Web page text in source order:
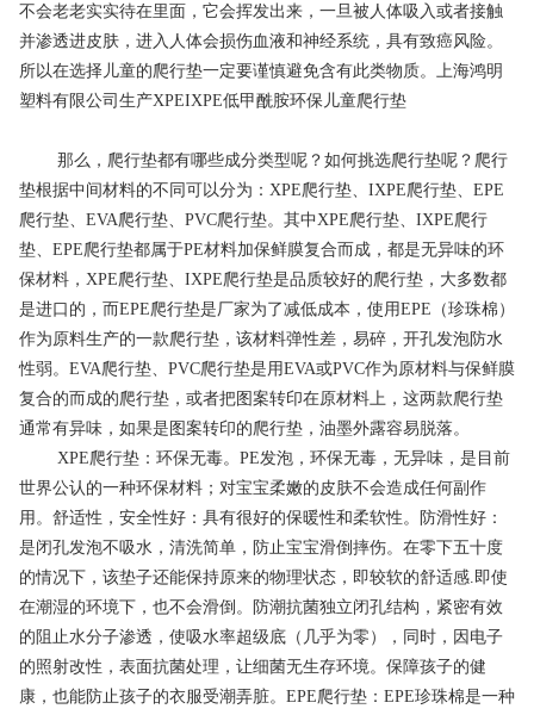
不会老老实实待在里面，它会挥发出来，一旦被人体吸入或者接触
并渗透进皮肤，进入人体会损伤血液和神经系统，具有致癌风险。
所以在选择儿童的爬行垫一定要谨慎避免含有此类物质。
上海鸿明
塑料有限公司生产XPEIXPE低甲酰胺环保儿童爬行垫
那么，爬行垫都有哪些成分类型呢？如何挑选爬行垫呢？爬行
垫根据中间材料的不同可以分为：XPE爬行垫、IXPE爬行垫、EPE
爬行垫、EVA爬行垫、PVC爬行垫。其中XPE爬行垫、IXPE爬行
垫、EPE爬行垫都属于PE材料加保鲜膜复合而成，都是无异味的环
保材料，XPE爬行垫、IXPE爬行垫是品质较好的爬行垫，大多数都
是进口的，而EPE爬行垫是厂家为了减低成本，使用EPE（珍珠棉）
作为原料生产的一款爬行垫，该材料弹性差，易碎，开孔发泡防水
性弱。EVA爬行垫、PVC爬行垫是用EVA或PVC作为原材料与保鲜膜
复合的而成的爬行垫，或者把图案转印在原材料上，这两款爬行垫
通常有异味，如果是图案转印的爬行垫，油墨外露容易脱落。
XPE爬行垫：环保无毒。PE发泡，环保无毒，无异味，是目前
世界公认的一种环保材料；对宝宝柔嫩的皮肤不会造成任何副作
用。舒适性，安全性好：具有很好的保暖性和柔软性。防滑性好：
是闭孔发泡不吸水，清洗简单，防止宝宝滑倒摔伤。在零下五十度
的情况下，该垫子还能保持原来的物理状态，即较软的舒适感.即使
在潮湿的环境下，也不会滑倒。防潮抗菌独立闭孔结构，紧密有效
的阻止水分子渗透，使吸水率超级底（几乎为零），同时，因电子
的照射改性，表面抗菌处理，让细菌无生存环境。保障孩子的健
康，也能防止孩子的衣服受潮弄脏。EPE爬行垫：EPE珍珠棉是一种